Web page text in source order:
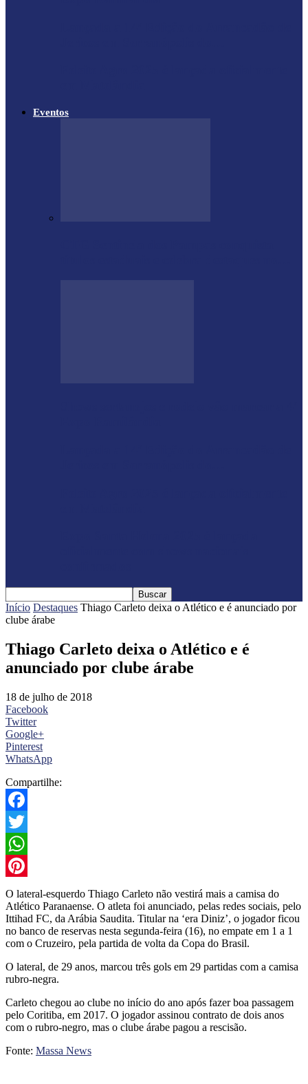
Eventos
Início Destaques Thiago Carleto deixa o Atlético e é anunciado por
clube árabe
Thiago Carleto deixa o Atlético e é
anunciado por clube árabe
18 de julho de 2018
Facebook
Twitter
Google+
Pinterest
WhatsApp
Compartilhe:
Facebook
Twitter
WhatsApp
Pinterest
O lateral-esquerdo Thiago Carleto não vestirá mais a camisa do
Atlético Paranaense. O atleta foi anunciado, pelas redes sociais, pelo
Ittihad FC, da Arábia Saudita. Titular na ‘era Diniz’, o jogador ficou
no banco de reservas nesta segunda-feira (16), no empate em 1 a 1
com o Cruzeiro, pela partida de volta da Copa do Brasil.
O lateral, de 29 anos, marcou três gols em 29 partidas com a camisa
rubro-negra.
Carleto chegou ao clube no início do ano após fazer boa passagem
pelo Coritiba, em 2017. O jogador assinou contrato de dois anos
com o rubro-negro, mas o clube árabe pagou a rescisão.
Fonte: Massa News